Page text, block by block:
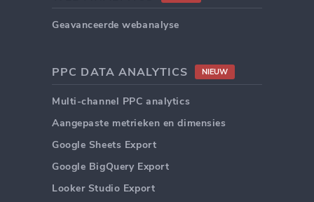
Geavanceerde webanalyse
PPC DATA ANALYTICS NIEUW
Multi-channel PPC analytics
Aangepaste metrieken en dimensies
Google Sheets Export
Google BigQuery Export
Looker Studio Export